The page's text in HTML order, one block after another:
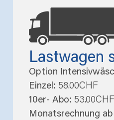
Lastwagen
Option
Einzel: 58.00CHF
10er- Abo: 53.00CHF
Monatsrechnung